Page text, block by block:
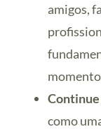
amigos,
como